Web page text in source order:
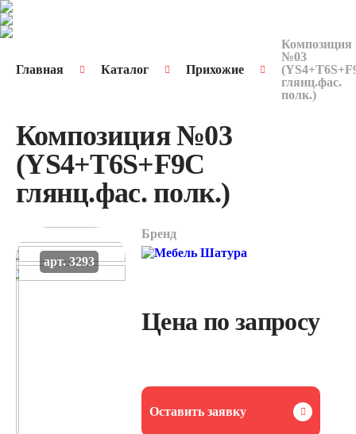
Главная Каталог Прихожие
Композиция
№03
глянц.фас.
полк.)
Композиция №03
(YS4+T6S+F9C
глянц.фас. полк.)
арт. 3293
Бренд
Цена по запросу
Оставить заявку